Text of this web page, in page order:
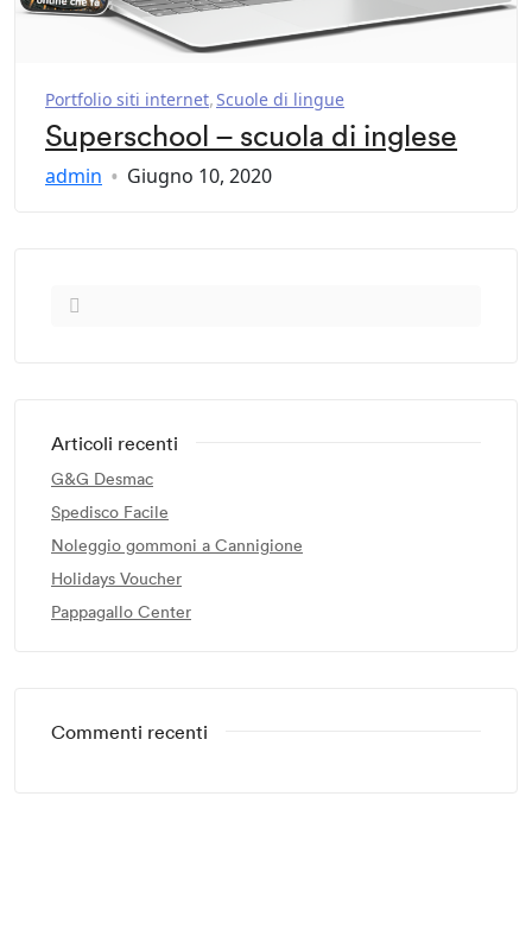
Portfolio siti internet Scuole di lingue
Superschool – scuola di inglese
admin Giugno 10, 2020
Articoli recenti
G&G Desmac
Spedisco Facile
Noleggio gommoni a Cannigione
Holidays Voucher
Pappagallo Center
Commenti recenti